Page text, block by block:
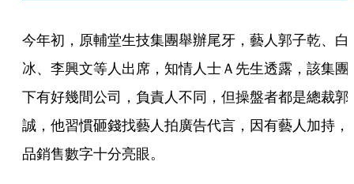
今年初，原輔堂生技集團舉辦尾牙，藝人郭子乾、白
冰、李興文等人出席，知情人士Ａ先生透露，該集團
下有好幾間公司，負責人不同，但操盤者都是總裁郭
誠，他習慣砸錢找藝人拍廣告代言，因有藝人加持，
品銷售數字十分亮眼。